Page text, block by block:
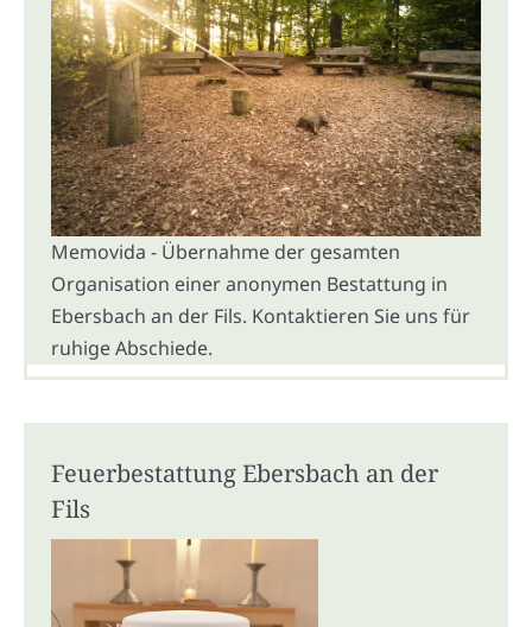
Memovida - Übernahme der gesamten
Organisation einer anonymen Bestattung in
Ebersbach an der Fils. Kontaktieren Sie uns für
ruhige Abschiede.
Feuerbestattung Ebersbach an der
Fils